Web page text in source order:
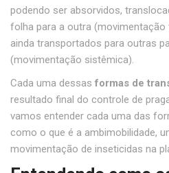
podendo ser absorvidos,
folha para a outra (movimentação
ainda transportados para outras
(movimentação sistêmica).
Cada uma dessas formas de
resultado final do controle de
vamos entender cada uma das
como o que é a ambimobilidade,
movimentação de inseticidas na